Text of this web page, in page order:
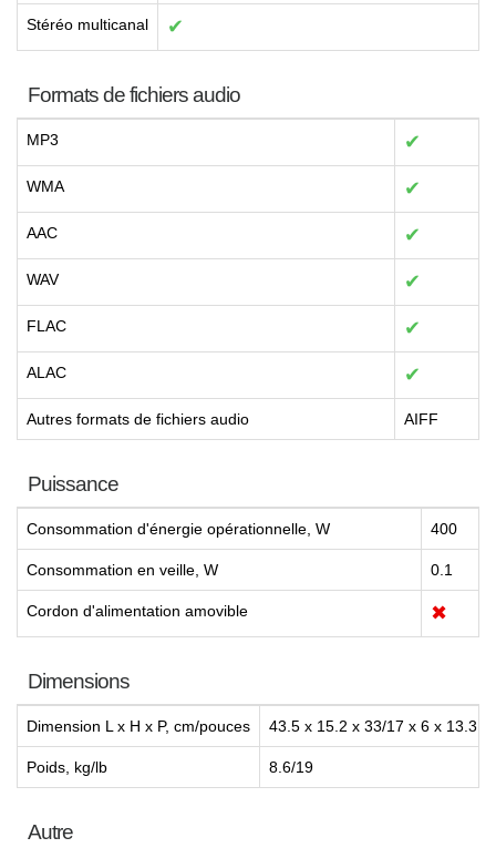
Stéréo multicanal ✔
Formats de fichiers audio
MP3 ✔
WMA ✔
AAC ✔
WAV ✔
FLAC ✔
ALAC ✔
Autres formats de fichiers audio AIFF
Puissance
Consommation d'énergie opérationnelle, W 400
Consommation en veille, W 0.1
Cordon d'alimentation amovible ✖
Dimensions
Dimension L x H x P, cm/pouces 43.5 x 15.2 x 33/17 x 6 x 13.3
Poids, kg/lb 8.6/19
Autre